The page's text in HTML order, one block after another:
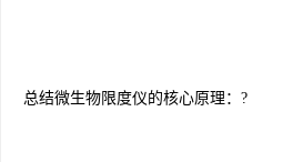
总结微生物限度仪的核心原理：?